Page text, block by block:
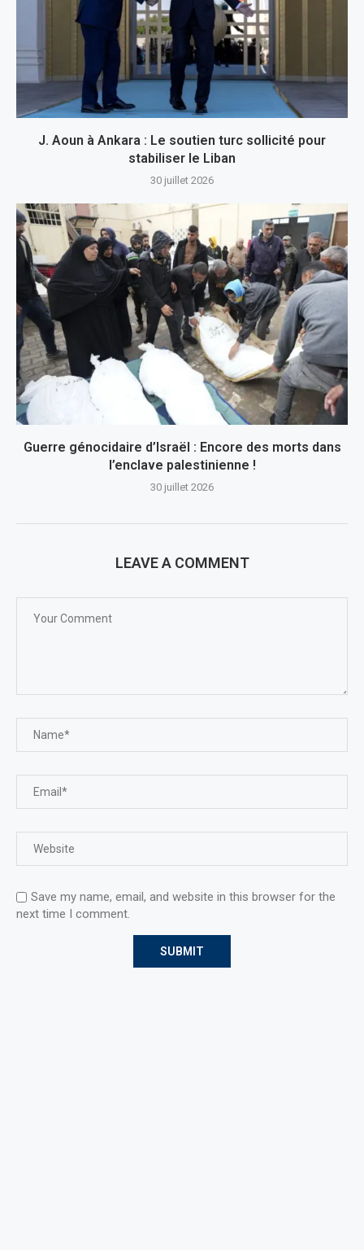
J. Aoun à Ankara : Le soutien turc sollicité pour
stabiliser le Liban
30 juillet 2026
Guerre génocidaire d’Israël : Encore des morts dans
l’enclave palestinienne !
30 juillet 2026
LEAVE A COMMENT
Save my name, email, and website in this browser for the
next time I comment.